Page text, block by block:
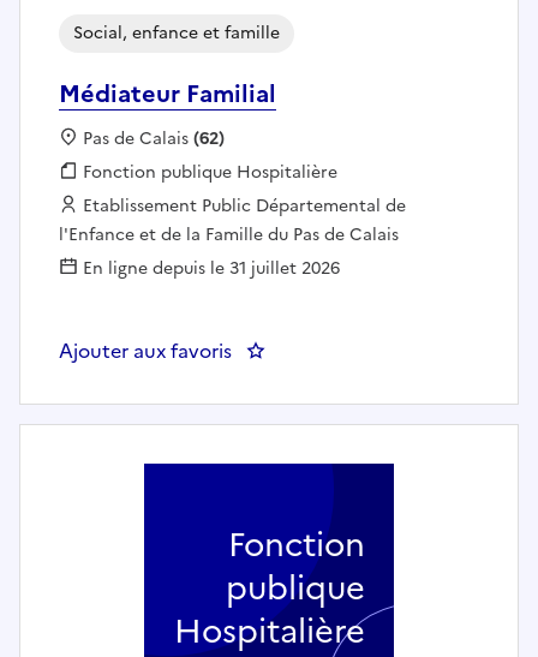
Médiateur Familial
Social, enfance et famille
Localisation :
Pas de Calais(62)
Fonction publique :
Fonction publique Hospitalière
Employeur :
Etablissement Public Départemental de
l'Enfance et de la Famille du Pas de Calais
En ligne depuis le 31 juillet 2026
Ajouter aux favoris : Médiateur Familial
Fonction
publique
Hospitalière